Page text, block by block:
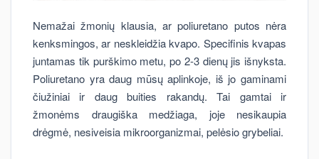
Nemažai žmonių klausia, ar poliuretano putos nėra
kenksmingos, ar neskleidžia kvapo. Specifinis kvapas
juntamas tik purškimo metu, po 2-3 dienų jis išnyksta.
Poliuretano yra daug mūsų aplinkoje, iš jo gaminami
čiužiniai ir daug buities rakandų. Tai gamtai ir
žmonėms draugiška medžiaga, joje nesikaupia
drėgmė, nesiveisia mikroorganizmai, pelėsio grybeliai.